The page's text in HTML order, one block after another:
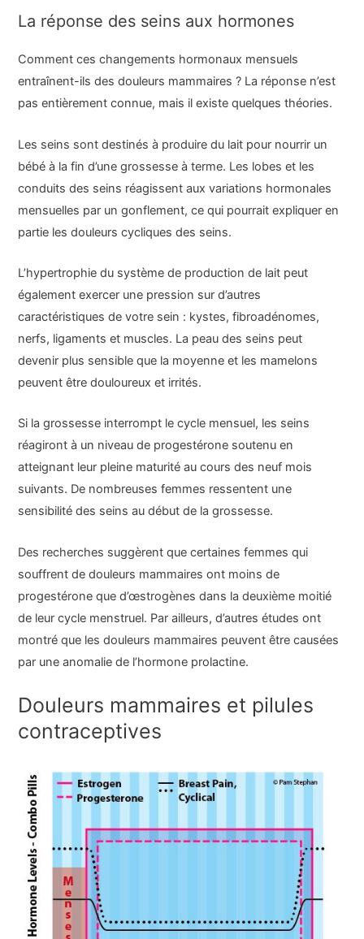
La réponse des seins aux hormones
Comment ces changements hormonaux mensuels
entraînent-ils des douleurs mammaires ? La réponse n’est
pas entièrement connue, mais il existe quelques théories.
Les seins sont destinés à produire du lait pour nourrir un
bébé à la fin d’une grossesse à terme. Les lobes et les
conduits des seins réagissent aux variations hormonales
mensuelles par un gonflement, ce qui pourrait expliquer en
partie les douleurs cycliques des seins.
L’hypertrophie du système de production de lait peut
également exercer une pression sur d’autres
caractéristiques de votre sein : kystes, fibroadénomes,
nerfs, ligaments et muscles. La peau des seins peut
devenir plus sensible que la moyenne et les mamelons
peuvent être douloureux et irrités.
Si la grossesse interrompt le cycle mensuel, les seins
réagiront à un niveau de progestérone soutenu en
atteignant leur pleine maturité au cours des neuf mois
suivants. De nombreuses femmes ressentent une
sensibilité des seins au début de la grossesse.
Des recherches suggèrent que certaines femmes qui
souffrent de douleurs mammaires ont moins de
progestérone que d’œstrogènes dans la deuxième moitié
de leur cycle menstruel. Par ailleurs, d’autres études ont
montré que les douleurs mammaires peuvent être causées
par une anomalie de l’hormone prolactine.
Douleurs mammaires et pilules
contraceptives